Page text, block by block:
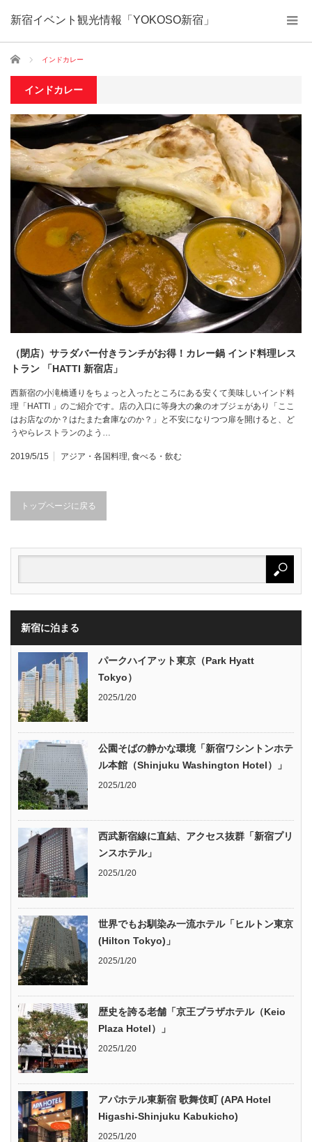
新宿イベント観光情報「YOKOSO新宿」
ホーム インドカレー
インドカレー
（閉店）サラダバー付きランチがお得！カレー鍋 インド料理レス
トラン 「HATTI 新宿店」
西新宿の小滝橋通りをちょっと入ったところにある安くて美味しいインド料
理「HATTI 」のご紹介です。店の入口に等身大の象のオブジェがあり「ここ
はお店なのか？はたまた倉庫なのか？」と不安になりつつ扉を開けると、ど
うやらレストランのよう…
2019/5/15 アジア・各国料理 食べる・飲む
トップページに戻る
新宿に泊まる
パークハイアット東京（Park Hyatt
Tokyo）
2025/1/20
公園そばの静かな環境「新宿ワシントンホテ
ル本館（Shinjuku Washington Hotel）」
2025/1/20
西武新宿線に直結、アクセス抜群「新宿プリ
ンスホテル」
2025/1/20
世界でもお馴染み一流ホテル「ヒルトン東京
(Hilton Tokyo)」
2025/1/20
歴史を誇る老舗「京王プラザホテル（Keio
Plaza Hotel）」
2025/1/20
アパホテル東新宿 歌舞伎町 (APA Hotel
Higashi-Shinjuku Kabukicho)
2025/1/20